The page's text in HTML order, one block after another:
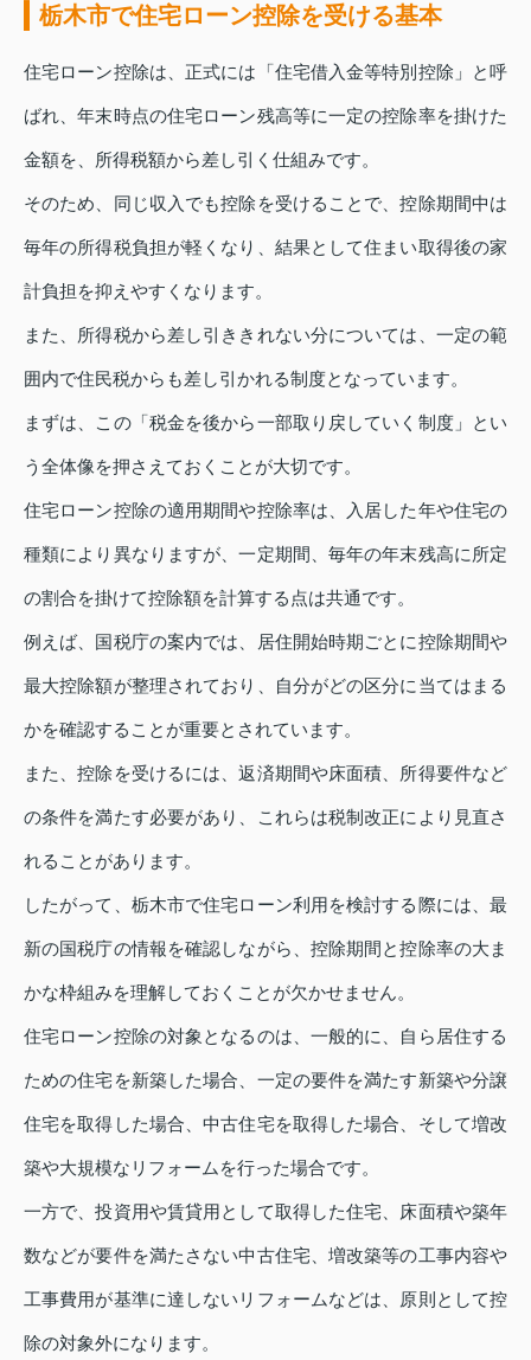
栃木市で住宅ローン控除を受ける基本
住宅ローン控除は、正式には「住宅借入金等特別控除」と呼
ばれ、年末時点の住宅ローン残高等に一定の控除率を掛けた
金額を、所得税額から差し引く仕組みです。
そのため、同じ収入でも控除を受けることで、控除期間中は
毎年の所得税負担が軽くなり、結果として住まい取得後の家
計負担を抑えやすくなります。
また、所得税から差し引ききれない分については、一定の範
囲内で住民税からも差し引かれる制度となっています。
まずは、この「税金を後から一部取り戻していく制度」とい
う全体像を押さえておくことが大切です。
住宅ローン控除の適用期間や控除率は、入居した年や住宅の
種類により異なりますが、一定期間、毎年の年末残高に所定
の割合を掛けて控除額を計算する点は共通です。
例えば、国税庁の案内では、居住開始時期ごとに控除期間や
最大控除額が整理されており、自分がどの区分に当てはまる
かを確認することが重要とされています。
また、控除を受けるには、返済期間や床面積、所得要件など
の条件を満たす必要があり、これらは税制改正により見直さ
れることがあります。
したがって、栃木市で住宅ローン利用を検討する際には、最
新の国税庁の情報を確認しながら、控除期間と控除率の大ま
かな枠組みを理解しておくことが欠かせません。
住宅ローン控除の対象となるのは、一般的に、自ら居住する
ための住宅を新築した場合、一定の要件を満たす新築や分譲
住宅を取得した場合、中古住宅を取得した場合、そして増改
築や大規模なリフォームを行った場合です。
一方で、投資用や賃貸用として取得した住宅、床面積や築年
数などが要件を満たさない中古住宅、増改築等の工事内容や
工事費用が基準に達しないリフォームなどは、原則として控
除の対象外になります。